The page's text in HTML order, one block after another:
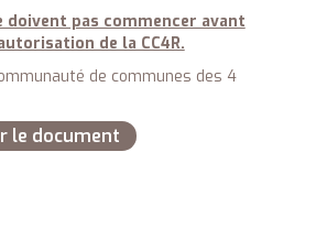
doivent pas commencer avant
de la CC4R.
de communes des 4
le document